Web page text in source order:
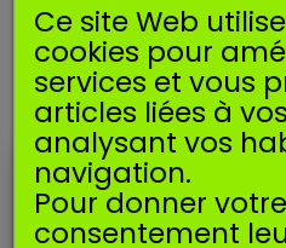
18,90 €TTC
Quantité
EN SAVOIR PLUS
Correspond aux références
A021000232, A021000761
Ce site Web
cookies pour
services et vous
articles liées à
analysant vos
navigation.
Pour donner votre
consentement